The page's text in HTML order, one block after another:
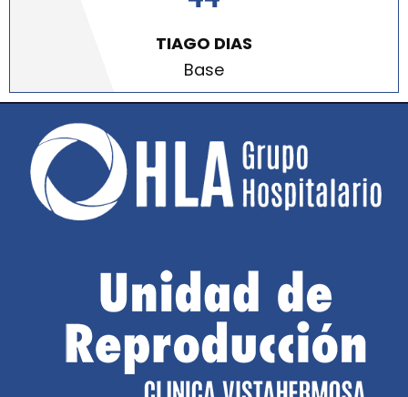
TIAGO DIAS
Base